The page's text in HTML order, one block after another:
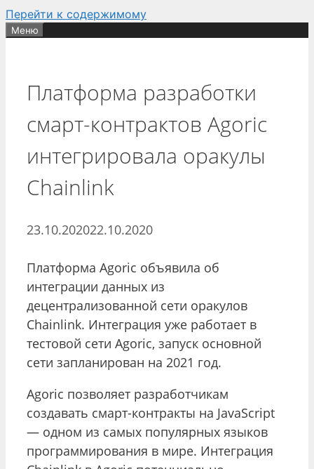
Перейти к содержимому
Меню
Платформа разработки
смарт-контрактов Agoric
интегрировала оракулы
Chainlink
23.10.202022.10.2020
Платформа Agoric объявила об
интеграции данных из
децентрализованной сети оракулов
Chainlink. Интеграция уже работает в
тестовой сети Agoric, запуск основной
сети запланирован на 2021 год.
Agoric позволяет разработчикам
создавать смарт-контракты на JavaScript
— одном из самых популярных языков
программирования в мире. Интеграция